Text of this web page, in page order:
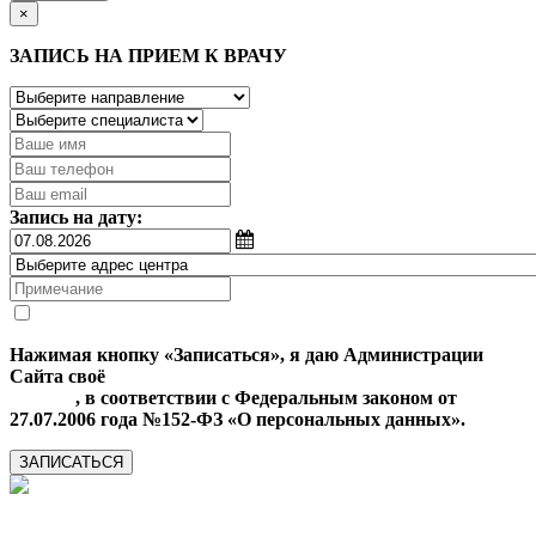
×
ЗАПИСЬ НА ПРИЕМ К ВРАЧУ
Запись на дату:
Нажимая кнопку «Записаться», я даю Администрации
Сайта своё
, в соответствии с Федеральным законом от
27.07.2006 года №152-ФЗ «О персональных данных».
ЗАПИСАТЬСЯ